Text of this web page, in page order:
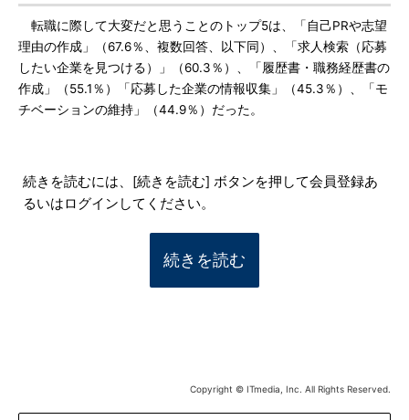
転職に際して大変だと思うことのトップ5は、「自己PRや志望
理由の作成」（67.6％、複数回答、以下同）、「求人検索（応募
したい企業を見つける）」（60.3％）、「履歴書・職務経歴書の
作成」（55.1％）「応募した企業の情報収集」（45.3％）、「モ
チベーションの維持」（44.9％）だった。
続きを読むには、[続きを読む] ボタンを押して会員登録あ
るいはログインしてください。
続きを読む
Copyright © ITmedia, Inc. All Rights Reserved.